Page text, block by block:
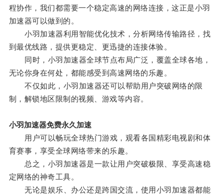
程协作，我们都需要一个稳定高速的网络连接，这正是小羽
加速器可以做到的。
小羽加速器利用智能优化技术，分析网络传输路径，找
到最优线路，提供更稳定、更迅捷的连接体验。
同时，小羽加速器全球节点布局广泛，覆盖全球各地，
无论你身在何处，都能感受到高速网络的乐趣。
不仅如此，小羽加速器还可以帮助用户突破网络的限
制，解锁地区限制的视频、游戏等内容。
小羽加速器免费永久加速
用户可以畅玩全球热门游戏，观看各国精彩电视剧和体
育赛事，享受全球网络带来的乐趣。
总之，小羽加速器是一款让用户突破极限、享受高速稳
定网络的神奇工具。
无论是娱乐、办公还是跨国交流，使用小羽加速器都能